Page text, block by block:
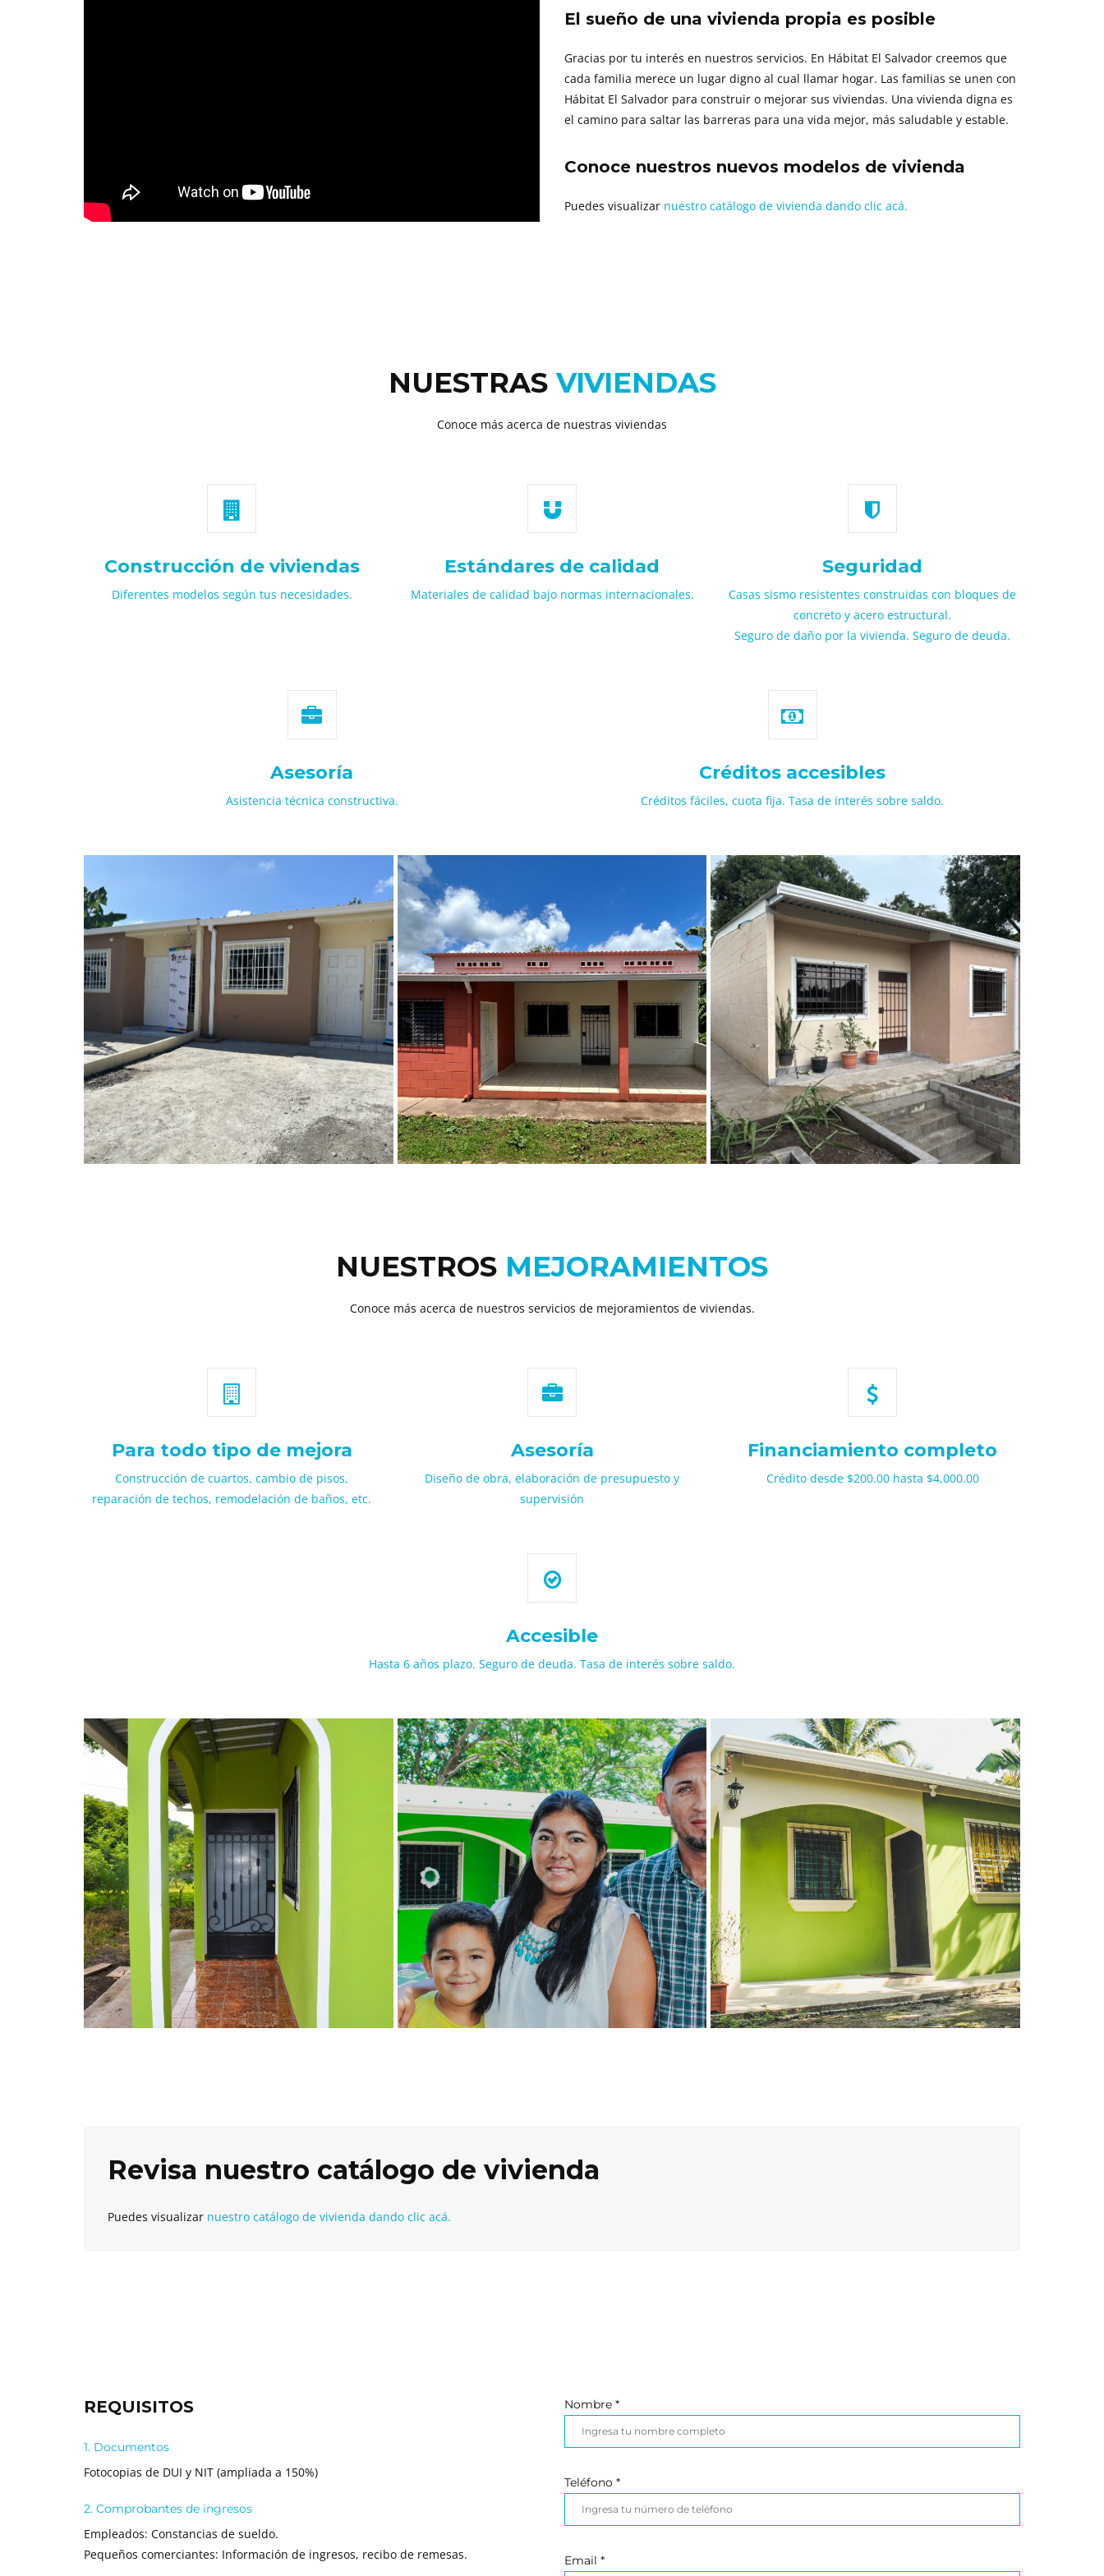
El sueño de una vivienda propia es posible
Gracias por tu interés en nuestros servicios. En Hábitat El Salvador creemos que
cada familia merece un lugar digno al cual llamar hogar. Las familias se unen con
Hábitat El Salvador para construir o mejorar sus viviendas. Una vivienda digna es
el camino para saltar las barreras para una vida mejor, más saludable y estable.
Conoce nuestros nuevos modelos de vivienda
Puedes visualizar nuestro catálogo de vivienda dando clic acá.
NUESTRASVIVIENDAS
Conoce más acerca de nuestras viviendas
Construcción de viviendas
Diferentes modelos según tus necesidades.
Estándares de calidad
Materiales de calidad bajo normas internacionales.
Seguridad
Casas sismo resistentes construidas con bloques de
concreto y acero estructural.
Seguro de daño por la vivienda. Seguro de deuda.
Asesoría
Asistencia técnica constructiva.
Créditos accesibles
Créditos fáciles, cuota fija. Tasa de interés sobre saldo.
NUESTROS MEJORAMIENTOS
Conoce más acerca de nuestros servicios de mejoramientos de viviendas.
Para todo tipo de mejora
Construcción de cuartos, cambio de pisos,
reparación de techos, remodelación de baños, etc.
Asesoría
Diseño de obra, elaboración de presupuesto y
supervisión
Financiamiento completo
Crédito desde $200.00 hasta $4,000.00
Accesible
Hasta 6 años plazo. Seguro de deuda. Tasa de interés sobre saldo.
Revisa nuestro catálogo de vivienda
Puedes visualizar nuestro catálogo de vivienda dando clic acá.
REQUISITOS
1. Documentos
Fotocopias de DUI y NIT (ampliada a 150%)
2. Comprobantes de ingresos
Empleados: Constancias de sueldo.
Pequeños comerciantes: Información de ingresos, recibo de remesas.
Nombre *
Teléfono *
Email *